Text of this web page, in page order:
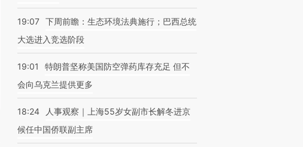
19:07 下周前瞻：生态环境法典施行；巴西总统
大选进入竞选阶段
19:01
特朗普坚称美国防空弹药库存充足 但不
会向乌克兰提供更多
18:24
人事观察｜上海55岁女副市长解冬进京
候任中国侨联副主席